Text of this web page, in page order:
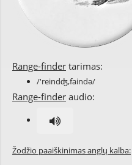
Range-finder tarimas:
/'reindʤ,faində/
Range-finder audio:
Žodžio paaiškinimas anglų kalba: